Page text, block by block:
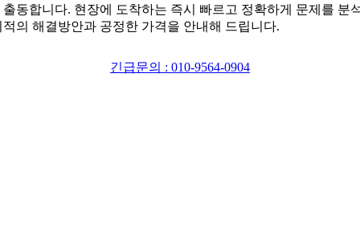
출동합니다. 현장에 도착하는 즉시 빠르고 정확하게 문제를 분
적의 해결방안과 공정한 가격을 안내해 드립니다.
긴급문의 : 010-9564-0904